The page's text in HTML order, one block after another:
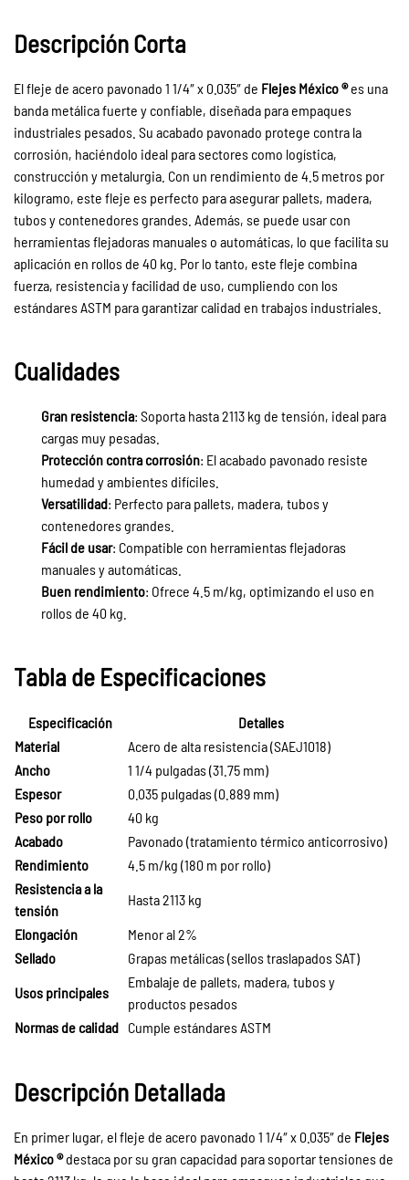
Descripción Corta
El fleje de acero pavonado 1 1/4″ x 0.035″ de Flejes México ®es una
banda metálica fuerte y confiable, diseñada para empaques
industriales pesados. Su acabado pavonado protege contra la
corrosión, haciéndolo ideal para sectores como logística,
construcción y metalurgia. Con un rendimiento de 4.5 metros por
kilogramo, este fleje es perfecto para asegurar pallets, madera,
tubos y contenedores grandes. Además, se puede usar con
herramientas flejadoras manuales o automáticas, lo que facilita su
aplicación en rollos de 40 kg. Por lo tanto, este fleje combina
fuerza, resistencia y facilidad de uso, cumpliendo con los
estándares ASTM para garantizar calidad en trabajos industriales.
Cualidades
Gran resistencia: Soporta hasta 2113 kg de tensión, ideal para
cargas muy pesadas.
Protección contra corrosión: El acabado pavonado resiste
humedad y ambientes difíciles.
Versatilidad: Perfecto para pallets, madera, tubos y
contenedores grandes.
Fácil de usar: Compatible con herramientas flejadoras
manuales y automáticas.
Buen rendimiento: Ofrece 4.5 m/kg, optimizando el uso en
rollos de 40 kg.
Tabla de Especificaciones
Especificación
Detalles
Material
Acero de alta resistencia (SAEJ1018)
Ancho
1 1/4 pulgadas (31.75 mm)
Espesor
0.035 pulgadas (0.889 mm)
Peso por rollo
40 kg
Acabado
Pavonado (tratamiento térmico anticorrosivo)
Rendimiento
4.5 m/kg (180 m por rollo)
Resistencia a la
tensión
Hasta 2113 kg
Elongación
Menor al 2%
Sellado
Grapas metálicas (sellos traslapados SAT)
Usos principales
Embalaje de pallets, madera, tubos y
productos pesados
Normas de calidad Cumple estándares ASTM
Descripción Detallada
En primer lugar, el fleje de acero pavonado 1 1/4″ x 0.035″ de Flejes
México ®destaca por su gran capacidad para soportar tensiones de